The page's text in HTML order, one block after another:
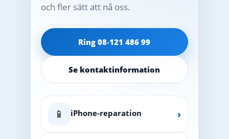
och fler sätt att nå oss.
Ring 08‑121 486 99
Se kontaktinformation
📱 iPhone-reparation ›